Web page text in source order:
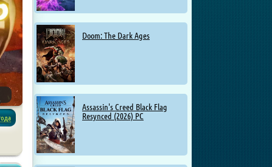
Doom: The Dark Ages
Assassin's Creed Black Flag
Resynced (2026) PC